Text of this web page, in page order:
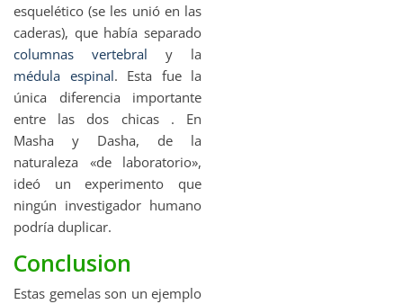
esquelético (se les unió en las
caderas), que había separado
columnas vertebral y la
médula espinal. Esta fue la
única diferencia importante
entre las dos chicas . En
Masha y Dasha, de la
naturaleza «de laboratorio»,
ideó un experimento que
ningún investigador humano
podría duplicar.
Conclusion
Estas gemelas son un ejemplo